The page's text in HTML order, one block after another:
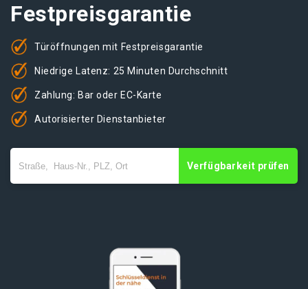
Festpreisgarantie
Türöffnungen mit Festpreisgarantie
Niedrige Latenz: 25 Minuten Durchschnitt
Zahlung: Bar oder EC-Karte
Autorisierter Dienstanbieter
Verfügbarkeit prüfen